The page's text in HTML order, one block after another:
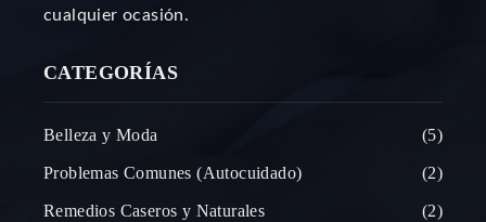
cualquier ocasión.
CATEGORÍAS
Belleza y Moda 5
Problemas Comunes (Autocuidado) 2
Remedios Caseros y Naturales 2